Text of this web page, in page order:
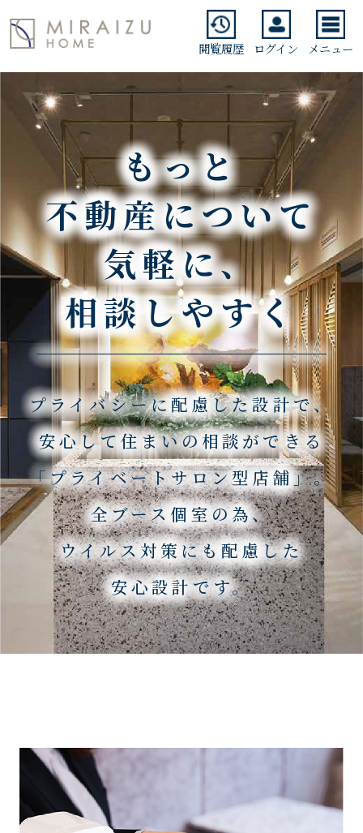
閲覧履歴 ログイン メニュー
もっと
不動産について
気軽に、
相談しやすく
プライバシーに配慮した設計で、
安心して住まいの相談ができる
「プライベートサロン型店舗」。
全ブース個室の為、
ウイルス対策にも配慮した
安心設計です。